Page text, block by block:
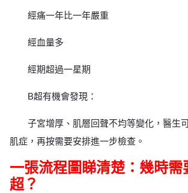
經痛一年比一年嚴重
經血量多
經期超過一星期
B超有機會發現：
子宮增厚、肌層回聲不均等變化，醫生
肌症，再按需要安排進一步檢查。
一張流程圖睇清楚：幾時需
超？